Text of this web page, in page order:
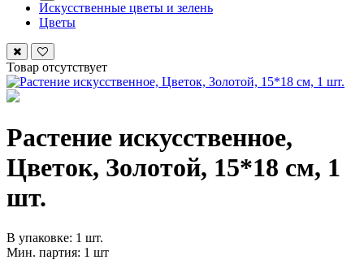
Искусственные цветы и зелень
Цветы
Товар отсутствует
Растение искусственное,
Цветок, Золотой, 15*18 см, 1
шт.
В упаковке: 1 шт.
Мин. партия: 1 шт